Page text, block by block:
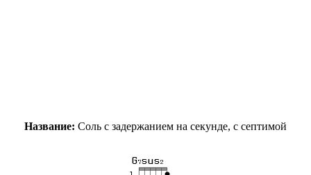
Название: Соль с задержанием на секунде, с септимой